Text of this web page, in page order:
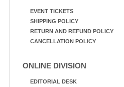
EVENT TICKETS
SHIPPING POLICY
RETURN AND REFUND POLICY
CANCELLATION POLICY
ONLINE DIVISION
EDITORIAL DESK